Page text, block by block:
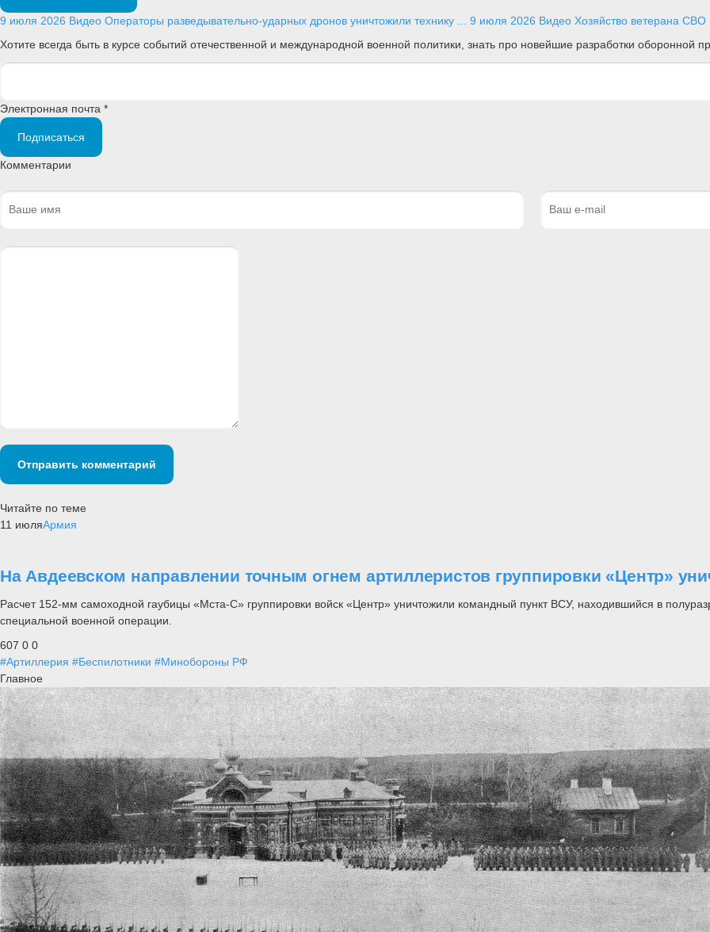
9 июля 2026 Видео Операторы разведывательно-ударных дронов уничтожили технику ... 9 июля 2026 Видео Хозяйство ветерана СВО
Хотите всегда быть в курсе событий отечественной и международной военной политики, знать про новейшие разработки
Электронная почта *
Подписаться
Комментарии
Отправить комментарий
Читайте по теме
11 июляАрмия
На Авдеевском направлении точным огнем артиллеристов группировки «Центр»
Расчет 152-мм самоходной гаубицы «Мста-С» группировки войск «Центр» уничтожили командный пункт ВСУ, находившийся в
специальной военной операции.
607 0 0
#Артиллерия #Беспилотники #Минобороны РФ
Главное